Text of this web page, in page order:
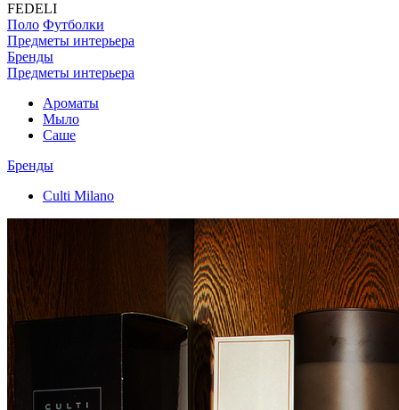
FEDELI
Поло Футболки
Предметы интерьера
Бренды
Предметы интерьера
Ароматы
Мыло
Саше
Бренды
Culti Milano